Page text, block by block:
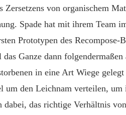
Zersetzens von organischem
Spade hat mit ihrem Team
Prototypen des
Ganze dann
in eine Art Wiege
den Leichnam verteilen, um
das richtige Verhältnis